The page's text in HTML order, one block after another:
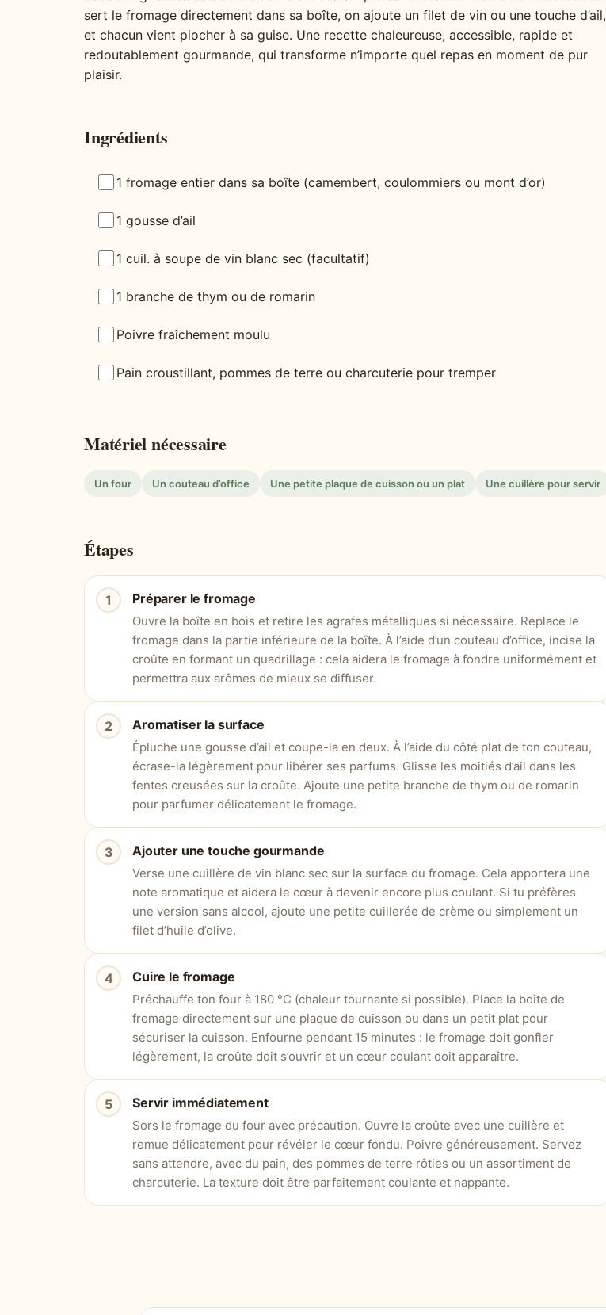
sert le fromage directement dans sa boîte, on ajoute un filet de vin ou une touche d’ail,
et chacun vient piocher à sa guise. Une recette chaleureuse, accessible, rapide et
redoutablement gourmande, qui transforme n’importe quel repas en moment de pur
plaisir.
Ingrédients
1 fromage entier dans sa boîte (camembert, coulommiers ou mont d’or)
1 gousse d’ail
1 cuil. à soupe de vin blanc sec (facultatif)
1 branche de thym ou de romarin
Poivre fraîchement moulu
Pain croustillant, pommes de terre ou charcuterie pour tremper
Matériel nécessaire
Un four Un couteau d’office Une petite plaque de cuisson ou un plat Une cuillère pour servir
Étapes
Préparer le fromage
Ouvre la boîte en bois et retire les agrafes métalliques si nécessaire. Replace le
fromage dans la partie inférieure de la boîte. À l’aide d’un couteau d’office, incise la
croûte en formant un quadrillage : cela aidera le fromage à fondre uniformément et
permettra aux arômes de mieux se diffuser.
Aromatiser la surface
Épluche une gousse d’ail et coupe-la en deux. À l’aide du côté plat de ton couteau,
écrase-la légèrement pour libérer ses parfums. Glisse les moitiés d’ail dans les
fentes creusées sur la croûte. Ajoute une petite branche de thym ou de romarin
pour parfumer délicatement le fromage.
Ajouter une touche gourmande
Verse une cuillère de vin blanc sec sur la surface du fromage. Cela apportera une
note aromatique et aidera le cœur à devenir encore plus coulant. Si tu préfères
une version sans alcool, ajoute une petite cuillerée de crème ou simplement un
filet d’huile d’olive.
Cuire le fromage
Préchauffe ton four à 180 °C (chaleur tournante si possible). Place la boîte de
fromage directement sur une plaque de cuisson ou dans un petit plat pour
sécuriser la cuisson. Enfourne pendant 15 minutes : le fromage doit gonfler
légèrement, la croûte doit s’ouvrir et un cœur coulant doit apparaître.
Servir immédiatement
Sors le fromage du four avec précaution. Ouvre la croûte avec une cuillère et
remue délicatement pour révéler le cœur fondu. Poivre généreusement. Servez
sans attendre, avec du pain, des pommes de terre rôties ou un assortiment de
charcuterie. La texture doit être parfaitement coulante et nappante.